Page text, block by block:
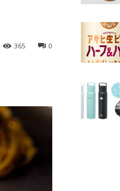
0
365